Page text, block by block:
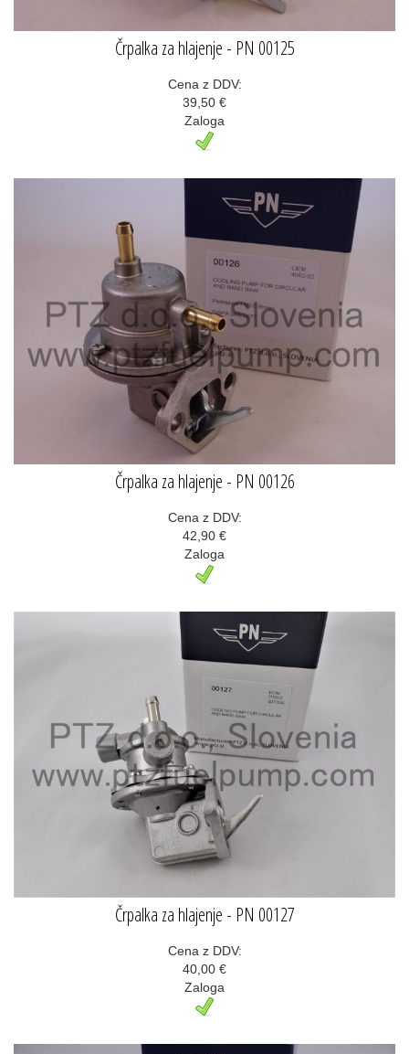
Črpalka za hlajenje - PN 00125
Cena z DDV:
39,50 €
Zaloga
Črpalka za hlajenje - PN 00126
Cena z DDV:
42,90 €
Zaloga
Črpalka za hlajenje - PN 00127
Cena z DDV:
40,00 €
Zaloga